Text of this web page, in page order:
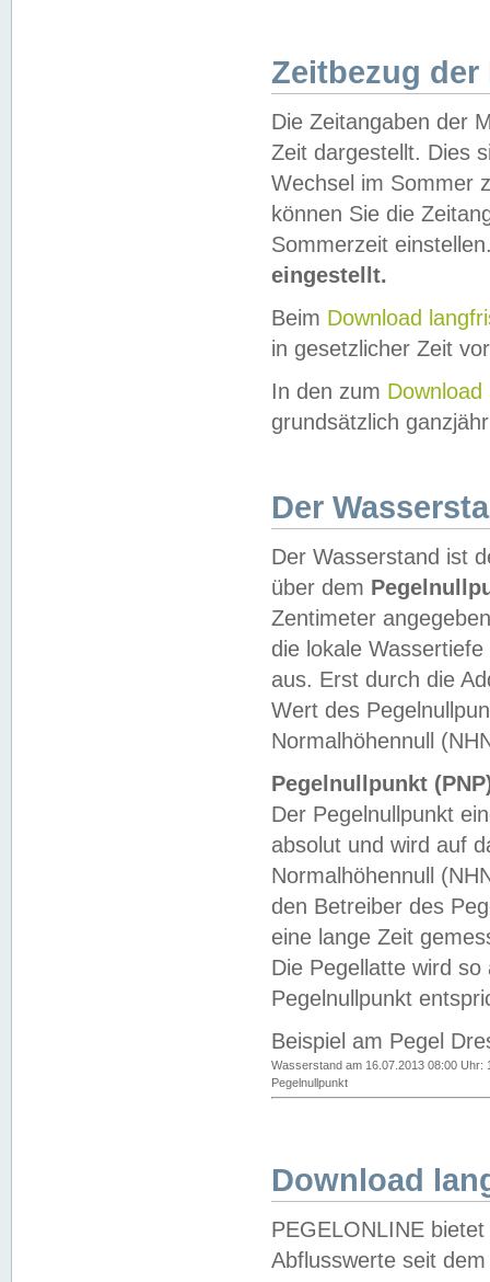
Zeitbezug der
Die Zeitangaben der
Zeit dargestellt. Dies
Wechsel im Sommer
können Sie die
Sommerzeit
eingestellt.
Beim Download
in gesetzlicher Zeit
In den zum Download
grundsätzlich
Der
Der Wasserstand ist
über dem
Zentimeter
die lokale
aus. Erst durch die
Wert des
Normalhöhennull
Pegelnullpunkt
Der Pegelnullpunkt
absolut und wird auf
Normalhöhennull
den Betreiber des
eine lange Zeit
Die Pegellatte wird
Pegelnullpunkt
Beispiel am Pegel
Wasserstand am 16.07.2013 08:00 Uhr:
Pegelnullpunkt
Download
PEGELONLINE
Abflusswerte seit